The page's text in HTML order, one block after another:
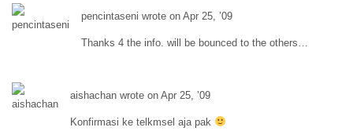
pencintaseni wrote on Apr 25, ’09
Thanks 4 the info. will be bounced to the others…
aishachan wrote on Apr 25, ’09
Konfirmasi ke telkmsel aja pak